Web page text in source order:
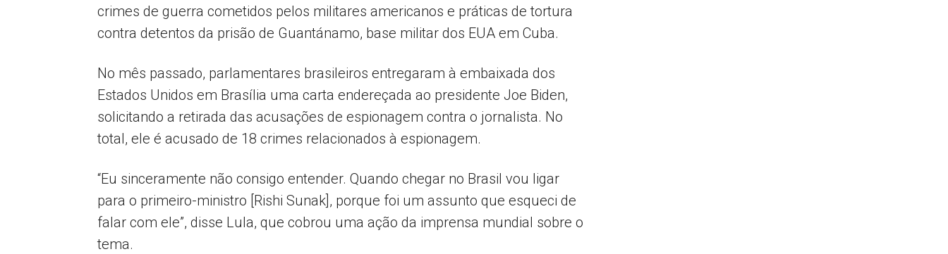
crimes de guerra cometidos pelos militares americanos e práticas de tortura
contra detentos da prisão de Guantánamo, base militar dos EUA em Cuba.
No mês passado, parlamentares brasileiros entregaram à embaixada dos
Estados Unidos em Brasília uma carta endereçada ao presidente Joe Biden,
solicitando a retirada das acusações de espionagem contra o jornalista. No
total, ele é acusado de 18 crimes relacionados à espionagem.
“Eu sinceramente não consigo entender. Quando chegar no Brasil vou ligar
para o primeiro-ministro [Rishi Sunak], porque foi um assunto que esqueci de
falar com ele”, disse Lula, que cobrou uma ação da imprensa mundial sobre o
tema.